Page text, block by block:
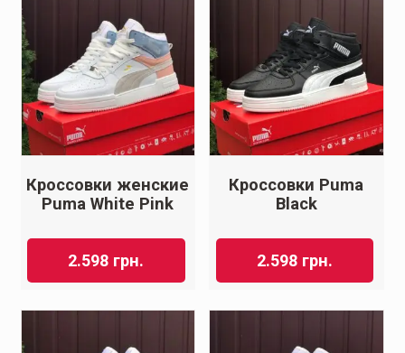
Кроссовки женские
Puma White Pink
2.598 грн.
Кроссовки Puma
Black
2.598 грн.